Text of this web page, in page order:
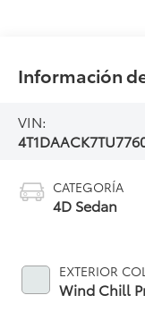
Información
VIN:
CATEGORÍA
4D Sedan
EXTERIOR
Wind Chill